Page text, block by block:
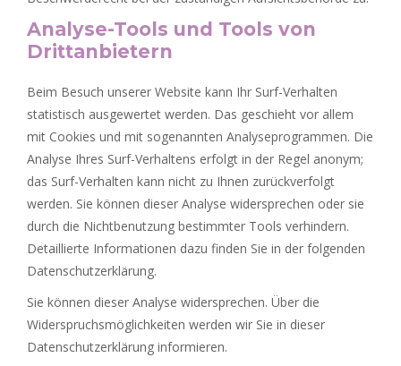
Analyse-Tools und Tools von
Drittanbietern
Beim Besuch unserer Website kann Ihr Surf-Verhalten
statistisch ausgewertet werden. Das geschieht vor allem
mit Cookies und mit sogenannten Analyseprogrammen. Die
Analyse Ihres Surf-Verhaltens erfolgt in der Regel anonym;
das Surf-Verhalten kann nicht zu Ihnen zurückverfolgt
werden. Sie können dieser Analyse widersprechen oder sie
durch die Nichtbenutzung bestimmter Tools verhindern.
Detaillierte Informationen dazu finden Sie in der folgenden
Datenschutzerklärung.
Sie können dieser Analyse widersprechen. Über die
Widerspruchsmöglichkeiten werden wir Sie in dieser
Datenschutzerklärung informieren.